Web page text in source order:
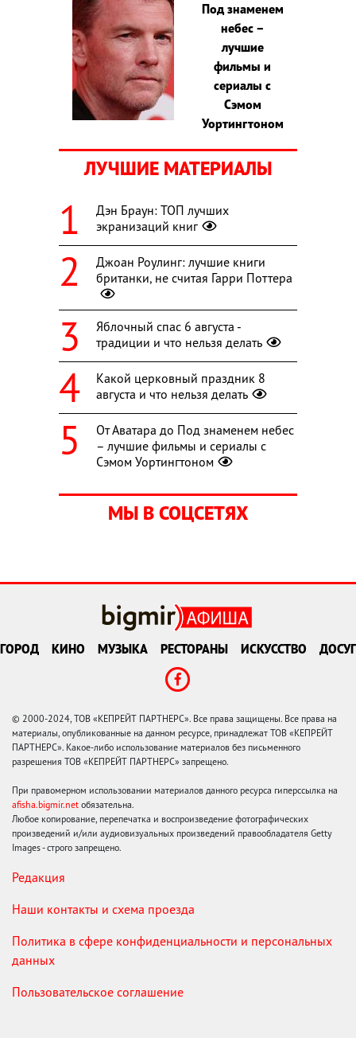
Под знаменем
небес –
лучшие
фильмы и
сериалы с
Сэмом
Уортингтоном
ЛУЧШИЕ МАТЕРИАЛЫ
Дэн Браун: ТОП лучших
экранизаций книг
Джоан Роулинг: лучшие книги
британки, не считая Гарри Поттера
Яблочный спас 6 августа -
традиции и что нельзя делать
Какой церковный праздник 8
августа и что нельзя делать
От Аватара до Под знаменем небес
– лучшие фильмы и сериалы с
Сэмом Уортингтоном
МЫ В СОЦСЕТЯХ
ГОРОД КИНО МУЗЫКА РЕСТОРАНЫ ИСКУССТВО ДОСУГ
© 2000-2024, ТОВ «КЕПРЕЙТ ПАРТНЕРС». Все права защищены. Все права на
материалы, опубликованные на данном ресурсе, принадлежат ТОВ «КЕПРЕЙТ
ПАРТНЕРС». Какое-либо использование материалов без письменного
разрешения ТОВ «КЕПРЕЙТ ПАРТНЕРС» запрещено.
При правомерном использовании материалов данного ресурса гиперссылка на
afisha.bigmir.net обязательна.
Любое копирование, перепечатка и воспроизведение фотографических
произведений и/или аудиовизуальных произведений правообладателя Getty
Images - строго запрещено.
Редакция
Наши контакты и схема проезда
Политика в сфере конфиденциальности и персональных
данных
Пользовательское соглашение